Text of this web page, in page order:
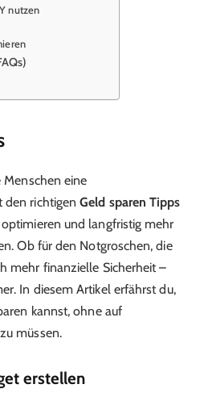
nutzen
eine
den richtigenGeld sparen Tipps
und langfristig mehr
Ob für den Notgroschen, die
mehr finanzielle Sicherheit –
In diesem Artikel erfährst du,
kannst, ohne auf
müssen.
erstellen